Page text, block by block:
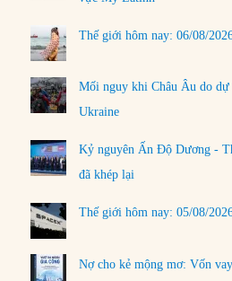
Thế giới hôm nay: 06/08/
Mối nguy khi Châu Âu do
Ukraine
Kỷ nguyên Ấn Độ Dương -
đã khép lại
Thế giới hôm nay: 05/08/
Nợ cho kẻ mộng mơ: Vốn